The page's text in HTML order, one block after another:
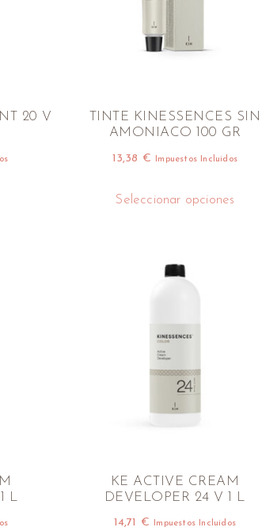
20 V
TINTE KINESSENCES SIN
AMONIACO 100 GR
13,38 € Impuestos Incluidos
Seleccionar opciones
L
KE ACTIVE CREAM
DEVELOPER 24 V 1 L
14,71 € Impuestos Incluidos